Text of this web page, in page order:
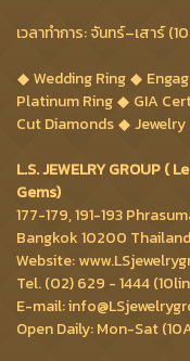
เวลาทำการ: จันทร์–เสาร์
Wedding Ring
Platinum Ring
GIA
Cut Diamonds
Jewelry
L.S. JEWELRY GROUP (
Gems)
177-179, 191-193
Bangkok 10200 Thailand
Website:
Tel. (02) 629 - 1444
E-mail:
Open Daily: Mon-Sat